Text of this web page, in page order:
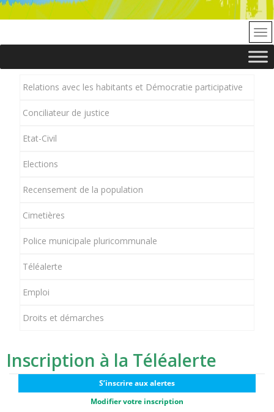
Relations avec les habitants et Démocratie participative
Conciliateur de justice
Etat-Civil
Elections
Recensement de la population
Cimetières
Police municipale pluricommunale
Téléalerte
Emploi
Droits et démarches
Inscription à la Téléalerte